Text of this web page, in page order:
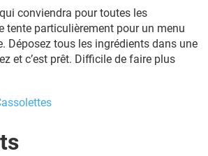
conviendra pour toutes les
tente particulièrement pour un menu
Déposez tous les ingrédients dans une
et c’est prêt. Difficile de faire plus